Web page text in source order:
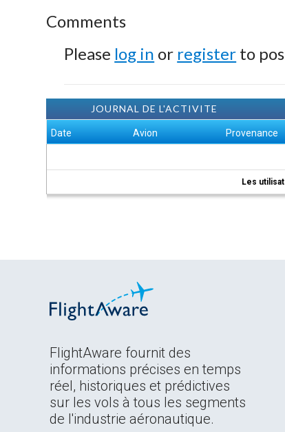
Comments
Please log in or register to
JOURNAL DE L'ACTIVITE
Date Avion Provenance
Les
FlightAware fournit des
informations précises en temps
réel, historiques et prédictives
sur les vols à tous les segments
de l'industrie aéronautique.